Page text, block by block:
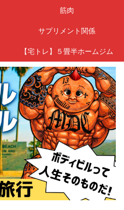
筋肉
サプリメント関係
【宅トレ】５畳半ホームジム